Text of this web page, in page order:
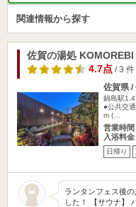
関連情報から探す
佐賀の湯処 KOMOREBI
4.7点/ 3 件
佐賀県 /
鍋島駅
●公共交
m (…
営業時
入浴料
日帰り
ランタンフェス後
した！ 【サウナ】